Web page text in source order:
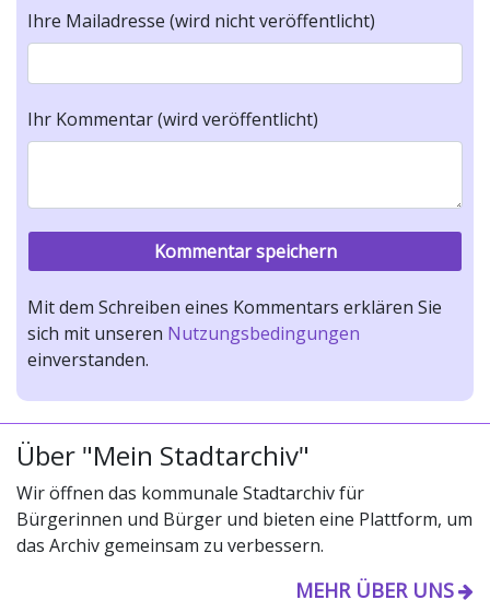
Ihre Mailadresse (wird nicht veröffentlicht)
Ihr Kommentar (wird veröffentlicht)
Mit dem Schreiben eines Kommentars erklären Sie
sich mit unseren Nutzungsbedingungen
einverstanden.
Über "Mein Stadtarchiv"
Wir öffnen das kommunale Stadtarchiv für
Bürgerinnen und Bürger und bieten eine Plattform, um
das Archiv gemeinsam zu verbessern.
MEHR ÜBER UNS